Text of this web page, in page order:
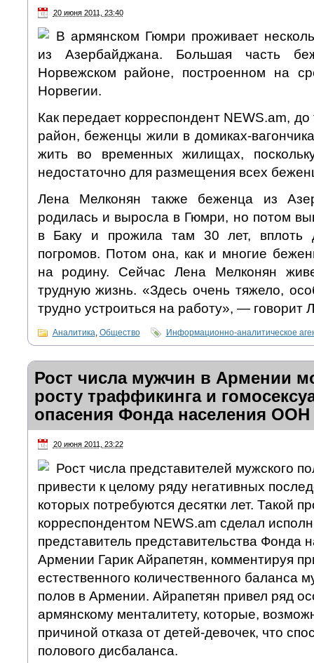
20 июня 2011, 23:40
В армянском Гюмри проживает
из Азербайджана. Большая часть
Норвежском районе, построенном на
Норвегии.
Как передает корреспондент NEWS.am, до
район, беженцы жили в домиках-
жить во временных жилищах,
недостаточно для размещения всех
Лена Мелконян также беженца из
родилась и выросла в Гюмри, но потом
в Баку и прожила там 30 лет, вплоть
погромов. Потом она, как и многие
на родину. Сейчас Лена Мелконян
трудную жизнь. «Здесь очень тяжело,
трудно устроиться на работу», — говорит
Аналитика, Общество Информационно-аналитическое
Рост числа мужчин в Армении
росту траффикинга и
опасения Фонда населения ООН
20 июня 2011, 23:22
Рост числа представителей мужского
привести к целому ряду негативных
которых потребуются десятки лет. Такой
корреспондентом NEWS.am сделал
представитель представительства Фонда
Армении Гарик Айрапетян, комментируя
естественного количественного баланса
полов в Армении. Айрапетян привел ряд
армянскому менталитету, которые,
причиной отказа от детей-девочек, что
полового дисбаланса.